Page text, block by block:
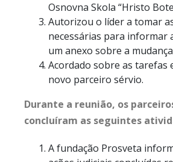
Osnovna Skola “Hristo
Autorizou o líder a tomar
necessárias para informar
um anexo sobre a
Acordado sobre as tarefas
novo parceiro sérvio.
Durante a reunião, os
concluíram as seguintes
A fundação Prosveta